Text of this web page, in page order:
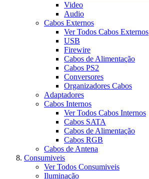
Video
Audio
Cabos Externos
Ver Todos Cabos Externos
USB
Firewire
Cabos de Alimentação
Cabos PS2
Conversores
Organizadores Cabos
Adaptadores
Cabos Internos
Ver Todos Cabos Internos
Cabos SATA
Cabos de Alimentação
Cabos RGB
Cabos de Antena
Consumiveis
Ver Todos Consumiveis
Iluminação